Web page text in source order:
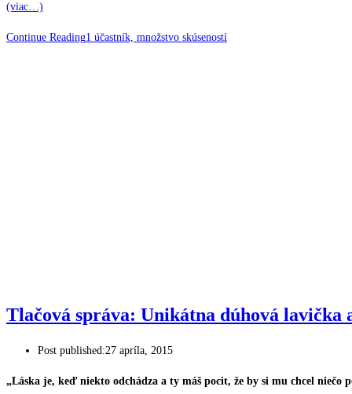
(viac…)
Continue Reading1 účastník, množstvo skúseností
Tlačová správa: Unikátna dúhová lavička
Post published:27 apríla, 2015
„Láska je, keď niekto odchádza a ty máš pocit, že by si mu chcel